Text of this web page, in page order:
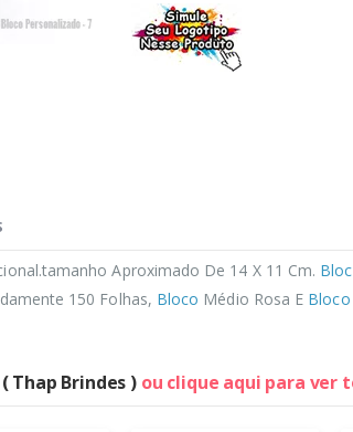
Aproximado De 14 X 11 Cm.
150 Folhas, Bloco Médio Rosa E Bloco
Thap Brindes ) ou clique aqui para ver